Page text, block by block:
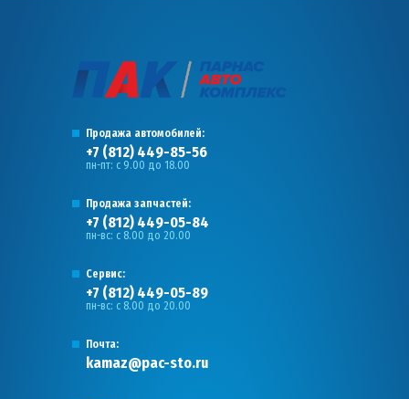
Продажа автомобилей:
+7 (812) 449-85-56
пн-пт: с 9.00 до 18.00
Продажа запчастей:
+7 (812) 449-05-84
пн-вс: с 8.00 до 20.00
Сервис:
+7 (812) 449-05-89
пн-вс: с 8.00 до 20.00
Почта:
kamaz@pac-sto.ru